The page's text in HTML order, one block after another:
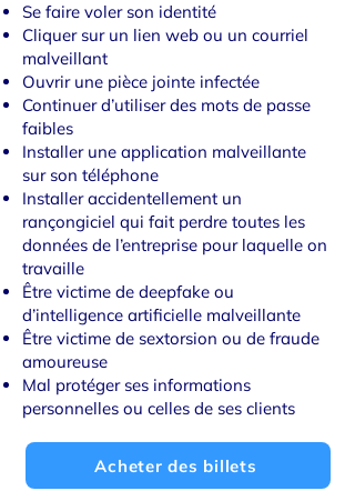
Se faire voler son identité
Cliquer sur un lien web ou un courriel
malveillant
Ouvrir une pièce jointe infectée
Continuer d’utiliser des mots de passe
faibles
Installer une application malveillante
sur son téléphone
Installer accidentellement un
rançongiciel qui fait perdre toutes les
données de l’entreprise pour laquelle on
travaille
Être victime de deepfake ou
d’intelligence artificielle malveillante
Être victime de sextorsion ou de fraude
amoureuse
Mal protéger ses informations
personnelles ou celles de ses clients
Acheter des billets